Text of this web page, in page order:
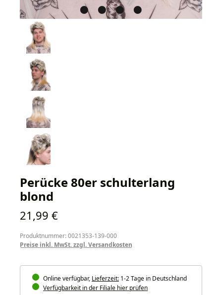
Perücke 80er schulterlang
blond
Regulärer Preis:
21,99 €
Produktnummer: 0021353-139-000
Preise inkl. MwSt. zzgl. Versandkosten
Online verfügbar, Lieferzeit: 1-2 Tage in Deutschland
Verfügbarkeit in der Filiale hier prüfen